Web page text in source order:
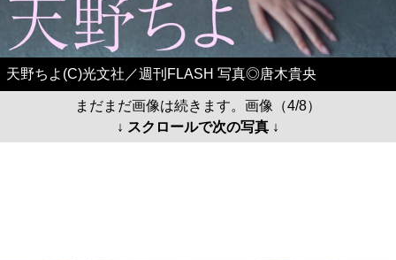
天野ちよ(C)光文社／週刊FLASH 写真◎唐木貴央
まだまだ画像は続きます。画像（4/8）
↓ スクロールで次の写真 ↓